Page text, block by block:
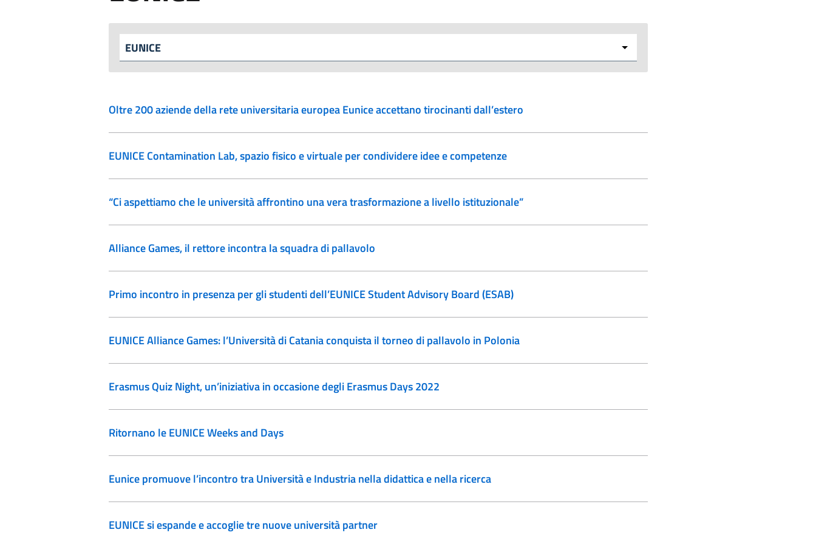
Oltre 200 aziende della rete universitaria europea Eunice accettano tirocinanti dall’estero
EUNICE Contamination Lab, spazio fisico e virtuale per condividere idee e competenze
“Ci aspettiamo che le università affrontino una vera trasformazione a livello istituzionale”
Alliance Games, il rettore incontra la squadra di pallavolo
Primo incontro in presenza per gli studenti dell’EUNICE Student Advisory Board (ESAB)
EUNICE Alliance Games: l’Università di Catania conquista il torneo di pallavolo in Polonia
Erasmus Quiz Night, un’iniziativa in occasione degli Erasmus Days 2022
Ritornano le EUNICE Weeks and Days
Eunice promuove l’incontro tra Università e Industria nella didattica e nella ricerca
EUNICE si espande e accoglie tre nuove università partner